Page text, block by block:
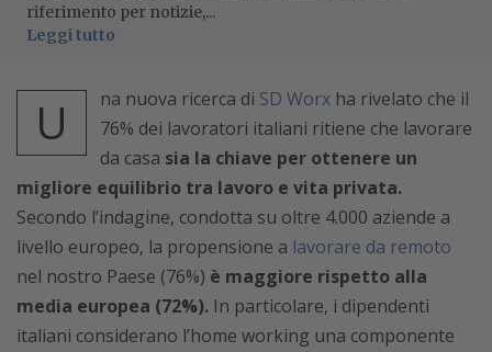
riferimento per notizie,...
Leggi tutto
U na nuova ricerca di SD Worx ha rivelato che il
76% dei lavoratori italiani ritiene che lavorare
da casa sia la chiave per ottenere un
migliore equilibrio tra lavoro e vita privata.
Secondo l’indagine, condotta su oltre 4.000 aziende a
livello europeo, la propensione a lavorare da remoto
nel nostro Paese (76%) è maggiore rispetto alla
media europea (72%). In particolare, i dipendenti
italiani considerano l’home working una componente